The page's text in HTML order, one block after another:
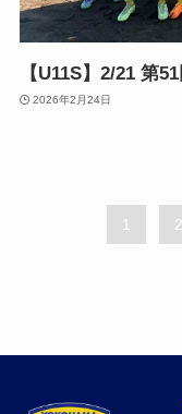
【U11S】2/21 第
2026年2月24日
1 2